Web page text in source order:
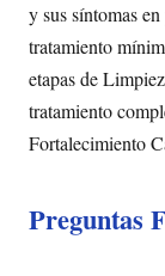
y sus síntomas
tratamiento
etapas de
tratamiento
Fortalecimiento
Preguntas